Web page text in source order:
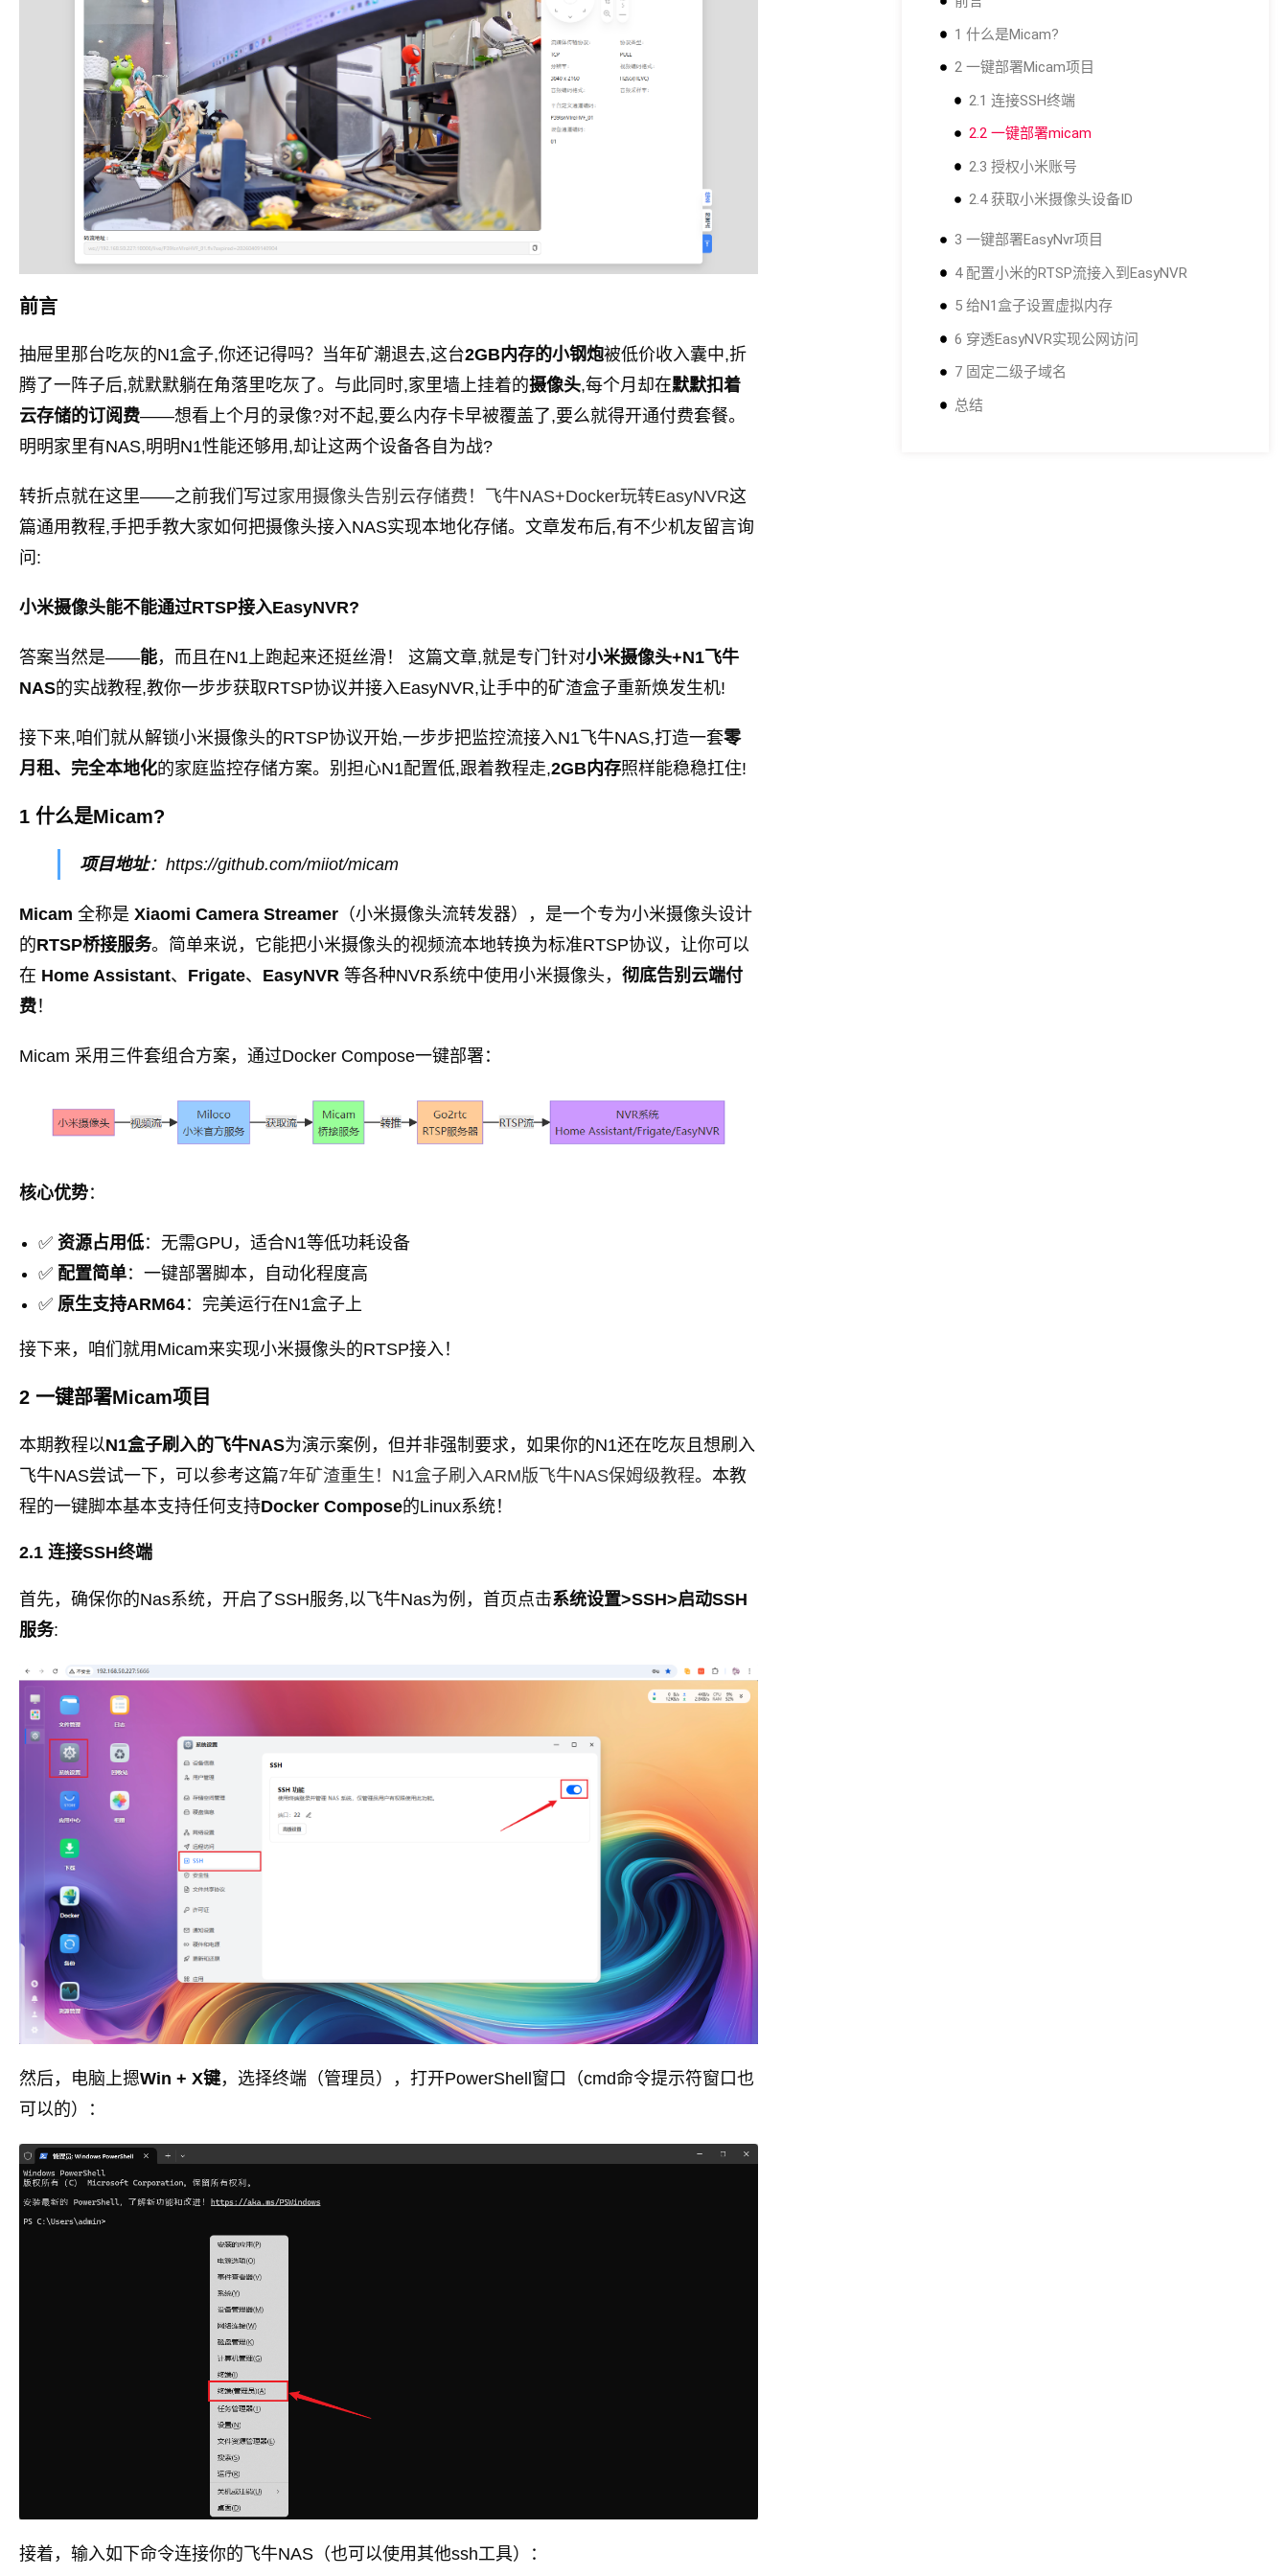
前言
抽屉里那台吃灰的N1盒子,你还记得吗？当年矿潮退去,这台2GB内存的小钢炮被低价收入囊中,折
腾了一阵子后,就默默躺在角落里吃灰了。与此同时,家里墙上挂着的摄像头,每个月却在默默扣着
云存储的订阅费——想看上个月的录像?对不起,要么内存卡早被覆盖了,要么就得开通付费套餐。
明明家里有NAS,明明N1性能还够用,却让这两个设备各自为战?
转折点就在这里——之前我们写过家用摄像头告别云存储费！飞牛NAS+Docker玩转EasyNVR这
篇通用教程,手把手教大家如何把摄像头接入NAS实现本地化存储。文章发布后,有不少机友留言询
问:
小米摄像头能不能通过RTSP接入EasyNVR?
答案当然是——能，而且在N1上跑起来还挺丝滑！ 这篇文章,就是专门针对小米摄像头+N1飞牛
NAS的实战教程,教你一步步获取RTSP协议并接入EasyNVR,让手中的矿渣盒子重新焕发生机!
接下来,咱们就从解锁小米摄像头的RTSP协议开始,一步步把监控流接入N1飞牛NAS,打造一套零
月租、完全本地化的家庭监控存储方案。别担心N1配置低,跟着教程走,2GB内存照样能稳稳扛住!
1 什么是Micam?
项目地址：https://github.com/miiot/micam
Micam 全称是 Xiaomi Camera Streamer （小米摄像头流转发器），是一个专为小米摄像头设计
的RTSP桥接服务。简单来说，它能把小米摄像头的视频流本地转换为标准RTSP协议，让你可以
在 Home Assistant、 Frigate、 EasyNVR 等各种NVR系统中使用小米摄像头， 彻底告别云端付
费！
Micam 采用三件套组合方案，通过Docker Compose一键部署：
核心优势：
✅ 资源占用低：无需GPU，适合N1等低功耗设备
✅ 配置简单：一键部署脚本，自动化程度高
✅ 原生支持ARM64：完美运行在N1盒子上
接下来，咱们就用Micam来实现小米摄像头的RTSP接入！
2 一键部署Micam项目
本期教程以N1盒子刷入的飞牛NAS为演示案例，但并非强制要求，如果你的N1还在吃灰且想刷入
飞牛NAS尝试一下，可以参考这篇7年矿渣重生！N1盒子刷入ARM版飞牛NAS保姆级教程。本教
程的一键脚本基本支持任何支持Docker Compose的Linux系统！
2.1 连接SSH终端
首先，确保你的Nas系统，开启了SSH服务,以飞牛Nas为例，首页点击系统设置>SSH>启动SSH
服务:
然后，电脑上摁Win + X键，选择终端（管理员），打开PowerShell窗口（cmd命令提示符窗口也
可以的）：
接着，输入如下命令连接你的飞牛NAS（也可以使用其他ssh工具）：
1 什么是Micam?
2 一键部署Micam项目
2.1 连接SSH终端
2.2 一键部署micam
2.3 授权小米账号
2.4 获取小米摄像头设备ID
3 一键部署EasyNvr项目
4 配置小米的RTSP流接入到EasyNVR
5 给N1盒子设置虚拟内存
6 穿透EasyNVR实现公网访问
7 固定二级子域名
总结